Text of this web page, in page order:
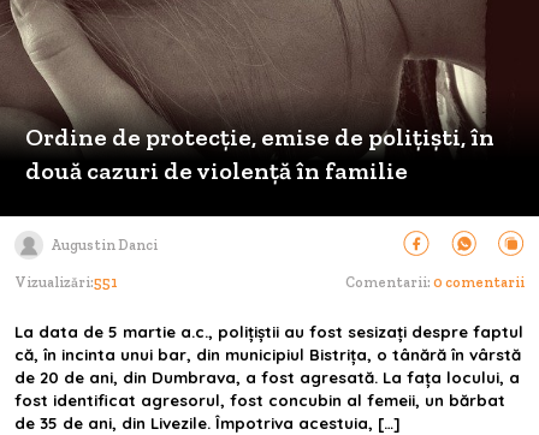
Ordine de protecție, emise de polițiști, în
două cazuri de violență în familie
Augustin Danci
Vizualizări:551 Comentarii: 0 comentarii
La data de 5 martie a.c., polițiștii au fost sesizați despre faptul
că, în incinta unui bar, din municipiul Bistrița, o tânără în vârstă
de 20 de ani, din Dumbrava, a fost agresată. La fața locului, a
fost identificat agresorul, fost concubin al femeii, un bărbat
de 35 de ani, din Livezile. Împotriva acestuia, […]